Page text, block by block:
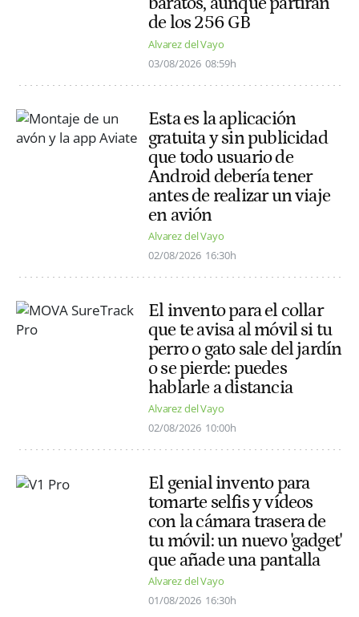
de los 256 GB
Alvarez del Vayo
03/08/2026 08:59h
Esta es la aplicación
gratuita y sin publicidad
que todo usuario de
Android debería tener
antes de realizar un viaje
en avión
Alvarez del Vayo
02/08/2026 16:30h
El invento para el collar
que te avisa al móvil si tu
perro o gato sale del jardín
o se pierde: puedes
hablarle a distancia
Alvarez del Vayo
02/08/2026 10:00h
El genial invento para
tomarte selfis y vídeos
con la cámara trasera de
tu móvil: un nuevo 'gadget'
que añade una pantalla
Alvarez del Vayo
01/08/2026 16:30h